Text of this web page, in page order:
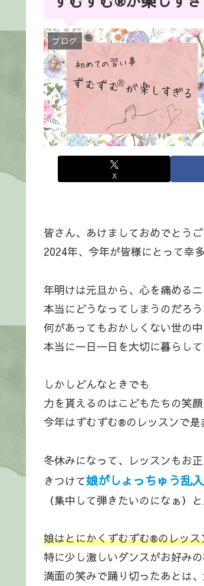
ブログ
X
皆さん、あけましておめでとうご
2024年、今年が皆様にとって幸
年明けは元旦から、心を痛める
本当にどうなってしまうのだろ
何があってもおかしくない世の
本当に一日一日を大切に暮らし
しかしどんなときでも
力を貰えるのはこどもたちの笑顔
今年はずむずむ®のレッスンで是
冬休みになって、レッスンもお
きつけて娘がしょっちゅう乱
（集中して弾きたいのになぁ）
娘はとにかくずむずむ®のレッ
特に少し激しいダンスがお好みの
満面の笑みで踊り切ったあとは、